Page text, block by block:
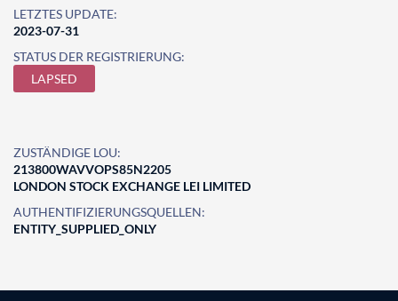
LETZTES UPDATE:
2023-07-31
STATUS DER REGISTRIERUNG:
LAPSED
ZUSTÄNDIGE LOU:
213800WAVVOPS85N2205
LONDON STOCK EXCHANGE LEI LIMITED
AUTHENTIFIZIERUNGSQUELLEN:
ENTITY_SUPPLIED_ONLY